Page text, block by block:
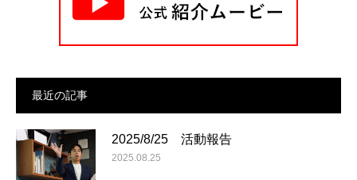
最近の記事
2025/8/25 活動報告
2025.08.25